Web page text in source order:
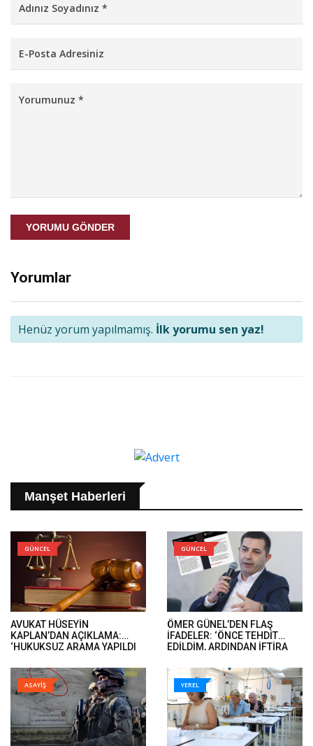
YORUMU GÖNDER
Yorumlar
Henüz yorum yapılmamış. İlk yorumu sen yaz!
Manşet Haberleri
GÜNCEL
AVUKAT HÜSEYİN
KAPLAN’DAN AÇIKLAMA:
‘HUKUKSUZ ARAMA YAPILDI
DOSYALARINA EL KONULDU’..
GÜNCEL
ÖMER GÜNEL’DEN FLAŞ
İFADELER: ‘ÖNCE TEHDİT
EDİLDİM, ARDINDAN İFTİRA
ASAYİŞ YEREL